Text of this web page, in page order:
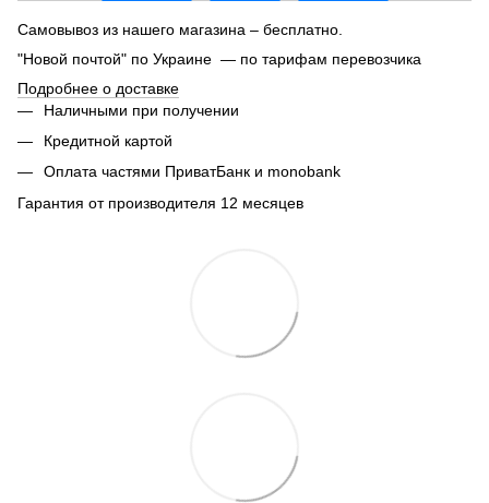
Самовывоз из нашего магазина – бесплатно.
"Новой почтой" по Украине — по тарифам перевозчика
Подробнее о доставке
Наличными при получении
Кредитной картой
Оплата частями ПриватБанк и monobank
Гарантия от производителя 12 месяцев